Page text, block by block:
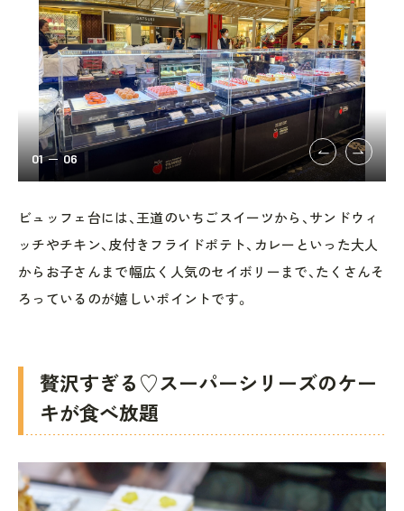
01 06
ビュッフェ台には、王道のいちごスイーツから、サンドウィ
ッチやチキン、皮付きフライドポテト、カレーといった大人
からお子さんまで幅広く人気のセイボリーまで、たくさんそ
ろっているのが嬉しいポイントです。
贅沢すぎる♡スーパーシリーズのケー
キが食べ放題